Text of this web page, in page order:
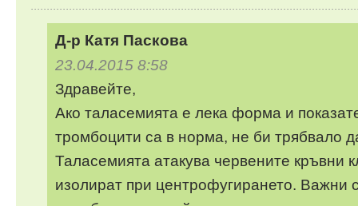
Д-р Катя Паскова
23.04.2015 8:58
Здравейте,
Ако таласемията е лека форма и
тромбоцити са в норма, не би трябвало
Таласемията атакува червените кръвни
изолират при центрофугирането. Важни